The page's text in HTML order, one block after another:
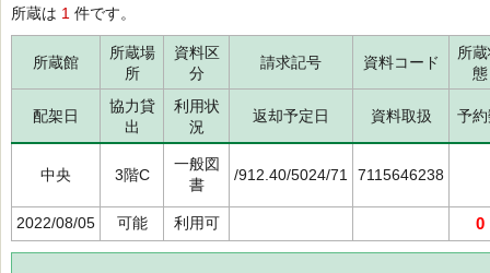
所蔵は 1 件です。
所蔵館
所蔵場
所
資料区
分
請求記号 資料コード
所
態
配架日
協力貸
出
利用状
況
返却予定日 資料取扱 予
中央 3階C
一般図
書
/912.40/5024/71 7115646238
2022/08/05 可能 利用可 0